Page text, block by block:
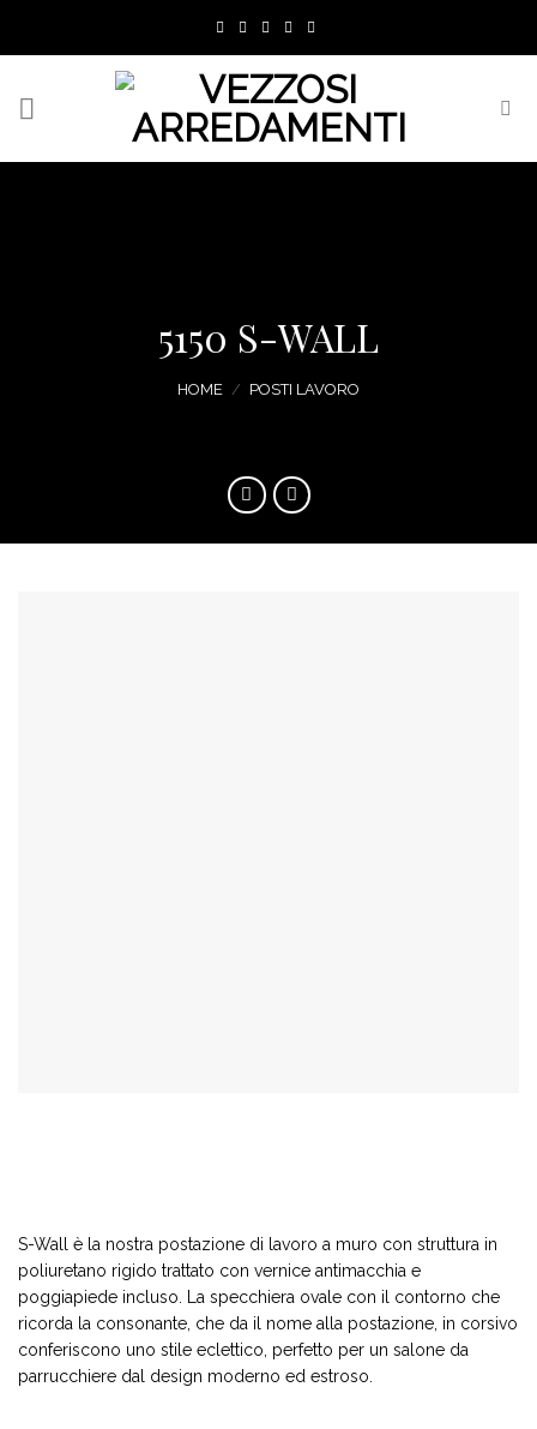
5150 S-WALL
HOME / POSTI LAVORO
S-Wall è la nostra postazione di lavoro a muro con struttura in
poliuretano rigido trattato con vernice antimacchia e
poggiapiede incluso. La specchiera ovale con il contorno che
ricorda la consonante, che dа il nome alla postazione, in corsivo
conferiscono uno stile eclettico, perfetto per un salone da
parrucchiere dal design moderno ed estroso.